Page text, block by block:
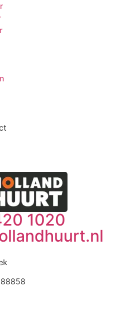
1020